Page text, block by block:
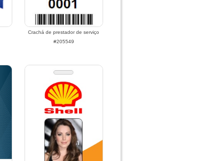
Crachá de prestador de serviço
#205549